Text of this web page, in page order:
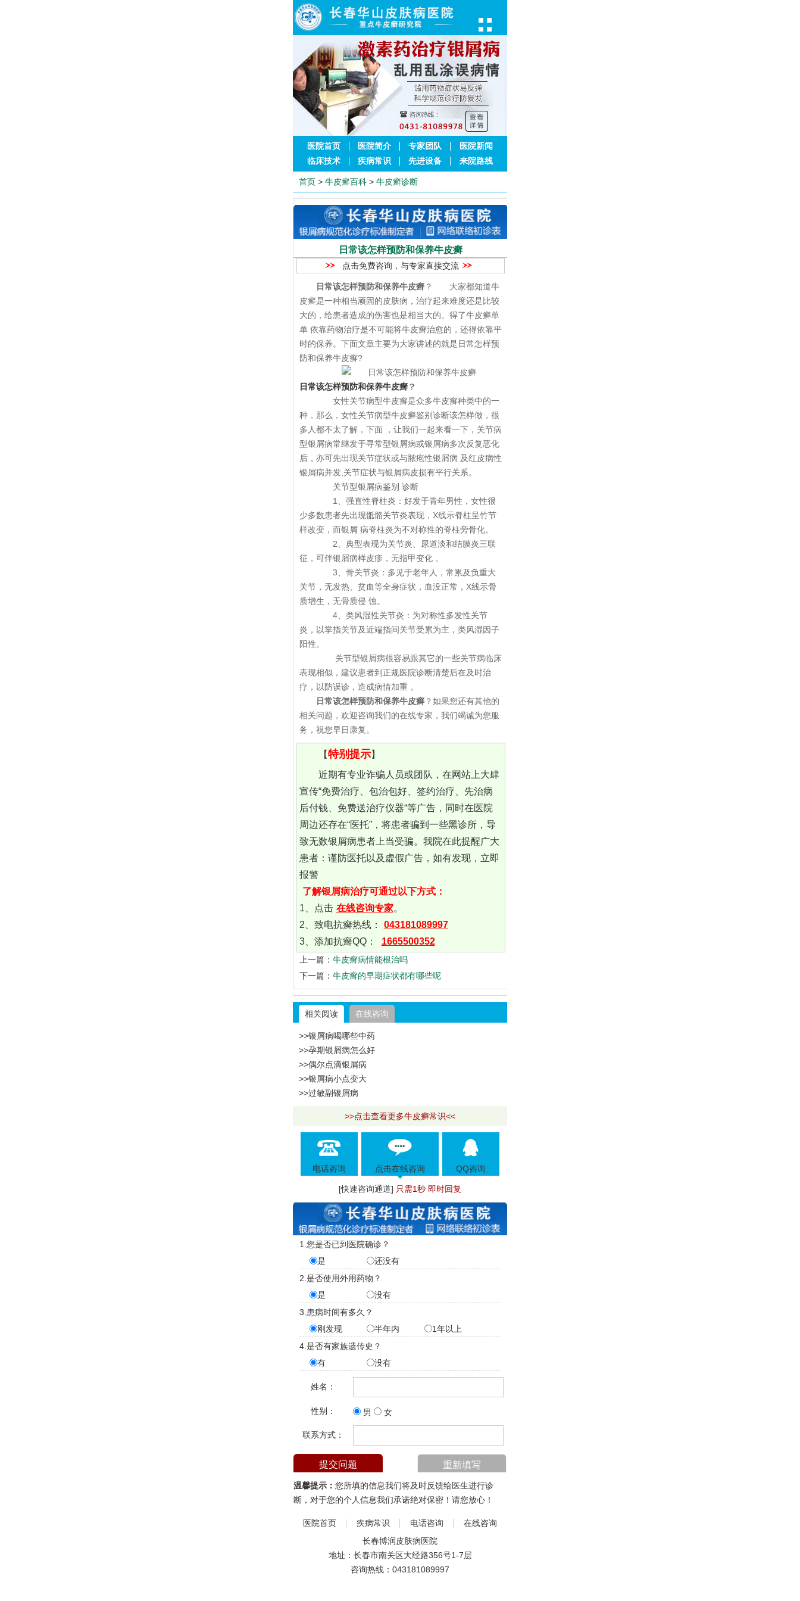
医院首页 医院简介 专家团队
医院新闻
临床技术
疾病常识 先进设备 来院路线
首页 > 牛皮癣百科 > 牛皮癣诊断
日常该怎样预防和保养牛皮癣
点击免费咨询，与专家直接交流
日常该怎样预防和保养牛皮癣 ？ 大家都知道牛
皮癣是一种相当顽固的皮肤病，治疗起来难度还是比较
大的，给患者造成的伤害也是相当大的。得了牛皮癣单
单 依靠药物治疗是不可能将牛皮癣治愈的，还得依靠平
时的保养。下面文章主要为大家讲述的就是日常怎样预
防和保养牛皮癣?
日常该怎样预防和保养牛皮癣 ？
女性关节病型牛皮癣是众多牛皮癣种类中的一
种，那么，女性关节病型牛皮癣鉴别诊断该怎样做，很
多人都不太了解，下面 ，让我们一起来看一下，关节病
型银屑病常继发于寻常型银屑病或银屑病多次反复恶化
后，亦可先出现关节症状或与脓疱性银屑病 及红皮病性
银屑病并发,关节症状与银屑病皮损有平行关系。
关节型银屑病鉴别 诊断
1、强直性脊柱炎：好发于青年男性，女性很
少多数患者先出现骶骼关节炎表现，X线示脊柱呈竹节
样改变，而银屑 病脊柱炎为不对称性的脊柱旁骨化。
2、典型表现为关节炎、尿道淡和结膜炎三联
征，可伴银屑病样皮疹，无指甲变化 。
3、骨关节炎：多见于老年人，常累及负重大
关节，无发热、贫血等全身症状，血没正常，X线示骨
质增生，无骨质侵 蚀。
4、类风湿性关节炎：为对称性多发性关节
炎，以掌指关节及近端指间关节受累为主，类风湿因子
阳性。
关节型银屑病很容易跟其它的一些关节病临床
表现相似，建议患者到正规医院诊断清楚后在及时治
疗，以防误诊，造成病情加重 。
日常该怎样预防和保养牛皮癣 ？如果您还有其他的
相关问题，欢迎咨询我们的在线专家，我们竭诚为您服
务，祝您早日康复。
【特别提示】
近期有专业诈骗人员或团队，在网站上大肆
宣传“免费治疗、包治包好、签约治疗、先治病
后付钱、免费送治疗仪器“等广告，同时在医院
周边还存在“医托”，将患者骗到一些黑诊所，导
致无数银屑病患者上当受骗。我院在此提醒广大
患者：谨防医托以及虚假广告，如有发现，立即
报警
了解银屑病治疗可通过以下方式：
1、点击 在线咨询专家。
2、致电抗癣热线：
043181089997
3、添加抗癣QQ：
1665500352
上一篇： 牛皮癣病情能根治吗
下一篇： 牛皮癣的早期症状都有哪些呢
相关阅读 在线咨询
>>银屑病喝哪些中药
>>孕期银屑病怎么好
>>偶尔点滴银屑病
>>银屑病小点变大
>>过敏副银屑病
>>点击查看更多牛皮癣常识<<
电话咨询 点击在线咨询 QQ咨询
[快速咨询通道] 只需1秒 即时回复
1.您是否已到医院确诊？
是
还没有
2.是否使用外用药物？
是
没有
3.患病时间有多久？
刚发现
半年内
1年以上
4.是否有家族遗传史？
有
没有
姓名：
性别： 男 女
联系方式：
温馨提示： 您所填的信息我们将及时反馈给医生进行诊
断，对于您的个人信息我们承诺绝对保密！请您放心！
医院首页 疾病常识 电话咨询
在线咨询
长春博润皮肤病医院
地址：长春市南关区大经路356号1-7层
咨询热线： 043181089997